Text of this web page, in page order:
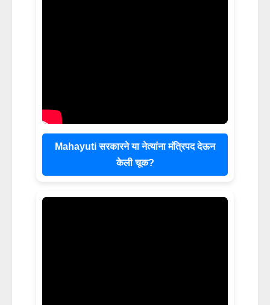
Mahayuti सरकारने या नेत्यांना मंत्रिपद देऊन
केली चूक?